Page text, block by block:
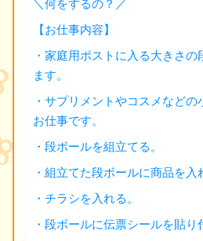
＼何をするの？／
【お仕事内容】
・家庭用ポストに入る大きさ
ます。
・サプリメントやコスメなど
お仕事です。
・段ボールを組立てる。
・組立てた段ボールに商品を入
・チラシを入れる。
・段ボールに伝票シールを貼り